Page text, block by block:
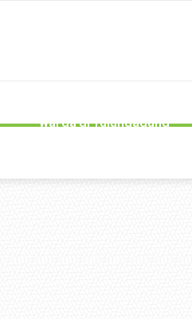
Warga di Tulungagung